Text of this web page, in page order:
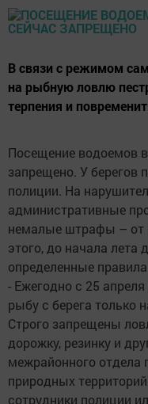
В связи с режимом
на рыбную ловлю
терпения и
Посещение водоемов
запрещено. У берегов
полиции. На
административные
немалые штрафы – от
этого, до начала
определенные
- Ежегодно с 25
рыбу с берега только
Строго запрещены
дорожку, резинку и
межрайонного отдела
природных
сотрудники полиции